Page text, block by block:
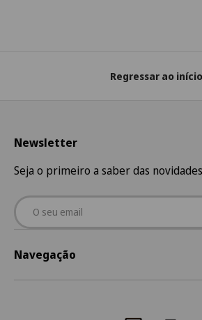
Regressar ao início
Newsletter
Seja o primeiro a saber das
Email
Navegação